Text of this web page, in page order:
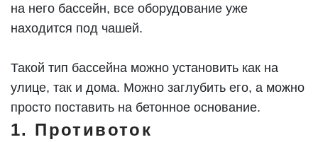
на него бассейн, все оборудование уже
находится под чашей.
Такой тип бассейна можно установить как на
улице, так и дома. Можно заглубить его, а можно
просто поставить на бетонное основание.
1. Противоток